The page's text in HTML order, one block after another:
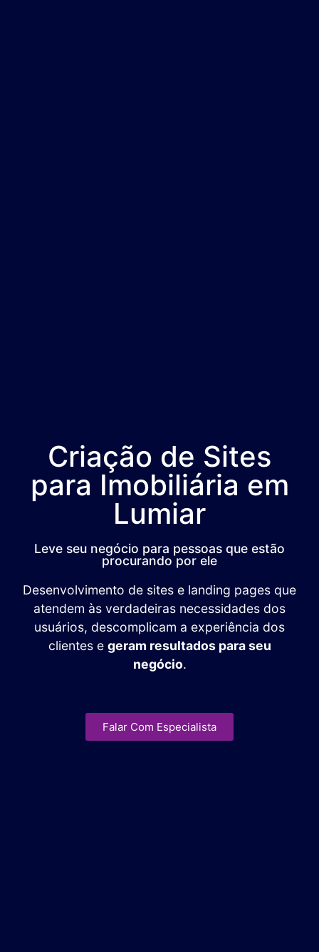
Criação de Sites
para Imobiliária em
Lumiar
Leve seu negócio para pessoas que estão
procurando por ele
Desenvolvimento de sites e landing pages que
atendem às verdadeiras necessidades dos
usuários, descomplicam a experiência dos
clientes e geram resultados para seu
negócio.
Falar Com Especialista